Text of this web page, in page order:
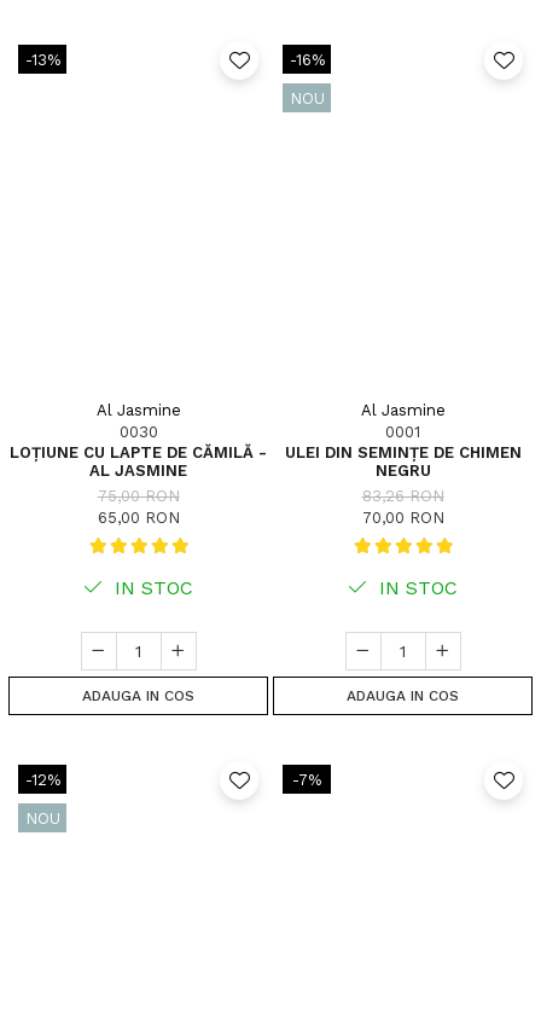
-13%
Al Jasmine
0030
LOȚIUNE CU LAPTE DE CĂMILĂ -
AL JASMINE
75,00 RON
65,00 RON
IN STOC
ADAUGA IN COS
-16%
NOU
Al Jasmine
0001
ULEI DIN SEMINȚE DE CHIMEN
NEGRU
83,26 RON
70,00 RON
IN STOC
ADAUGA IN COS
-12%
NOU
-7%